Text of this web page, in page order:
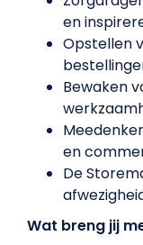
en
Opstellen
Bewaken
en
De
Wat breng jij